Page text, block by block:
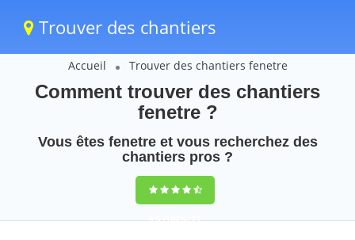
Trouver des chantiers
Accueil Trouver des chantiers fenetre
Comment trouver des chantiers
fenetre ?
Vous êtes fenetre et vous recherchez des
chantiers pros ?
9,5(100%)27